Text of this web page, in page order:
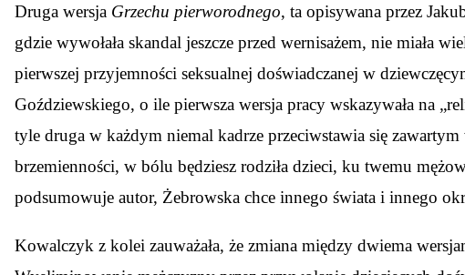
Druga wersja Grzechu pierworodnego, ta opisywana przez
gdzie wywołała skandal jeszcze przed wernisażem, nie miała
pierwszej przyjemności seksualnej doświadczanej w
Goździewskiego, o ile pierwsza wersja pracy wskazywała na
tyle druga w każdym niemal kadrze przeciwstawia się
brzemienności, w bólu będziesz rodziła dzieci, ku twemu
podsumowuje autor, Żebrowska chce innego świata i innego
Kowalczyk z kolei zauważała, że zmiana między dwiema